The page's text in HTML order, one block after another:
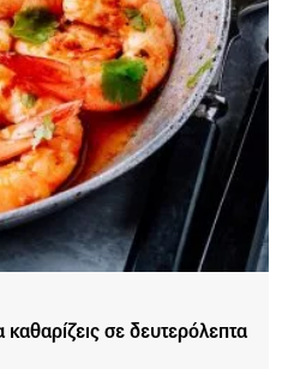
καθαρίζεις σε δευτερόλεπτα